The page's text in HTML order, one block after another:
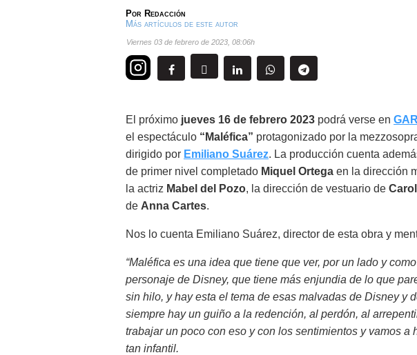
Por Redacción
Más artículos de este autor
viernes 03 de febrero de 2023 08:06h
El próximo jueves 16 de febrero 2023 podrá verse en
el espectáculo “Maléfica” protagonizado por la
dirigido por Emiliano Suárez. La producción cuenta
de primer nivel completado Miquel Ortega en la dirección
la actriz Mabel del Pozo, la dirección de vestuario de
de Anna Cartes.
Nos lo cuenta Emiliano Suárez, director de esta obra y
“Maléfica es una idea que tiene que ver, por un lado y
personaje de Disney, que tiene más enjundia de lo que
sin hilo, y hay esta el tema de esas malvadas de Disney y
siempre hay un guiño a la redención, al perdón, al
trabajar un poco con eso y con los sentimientos y vamos a
tan infantil.